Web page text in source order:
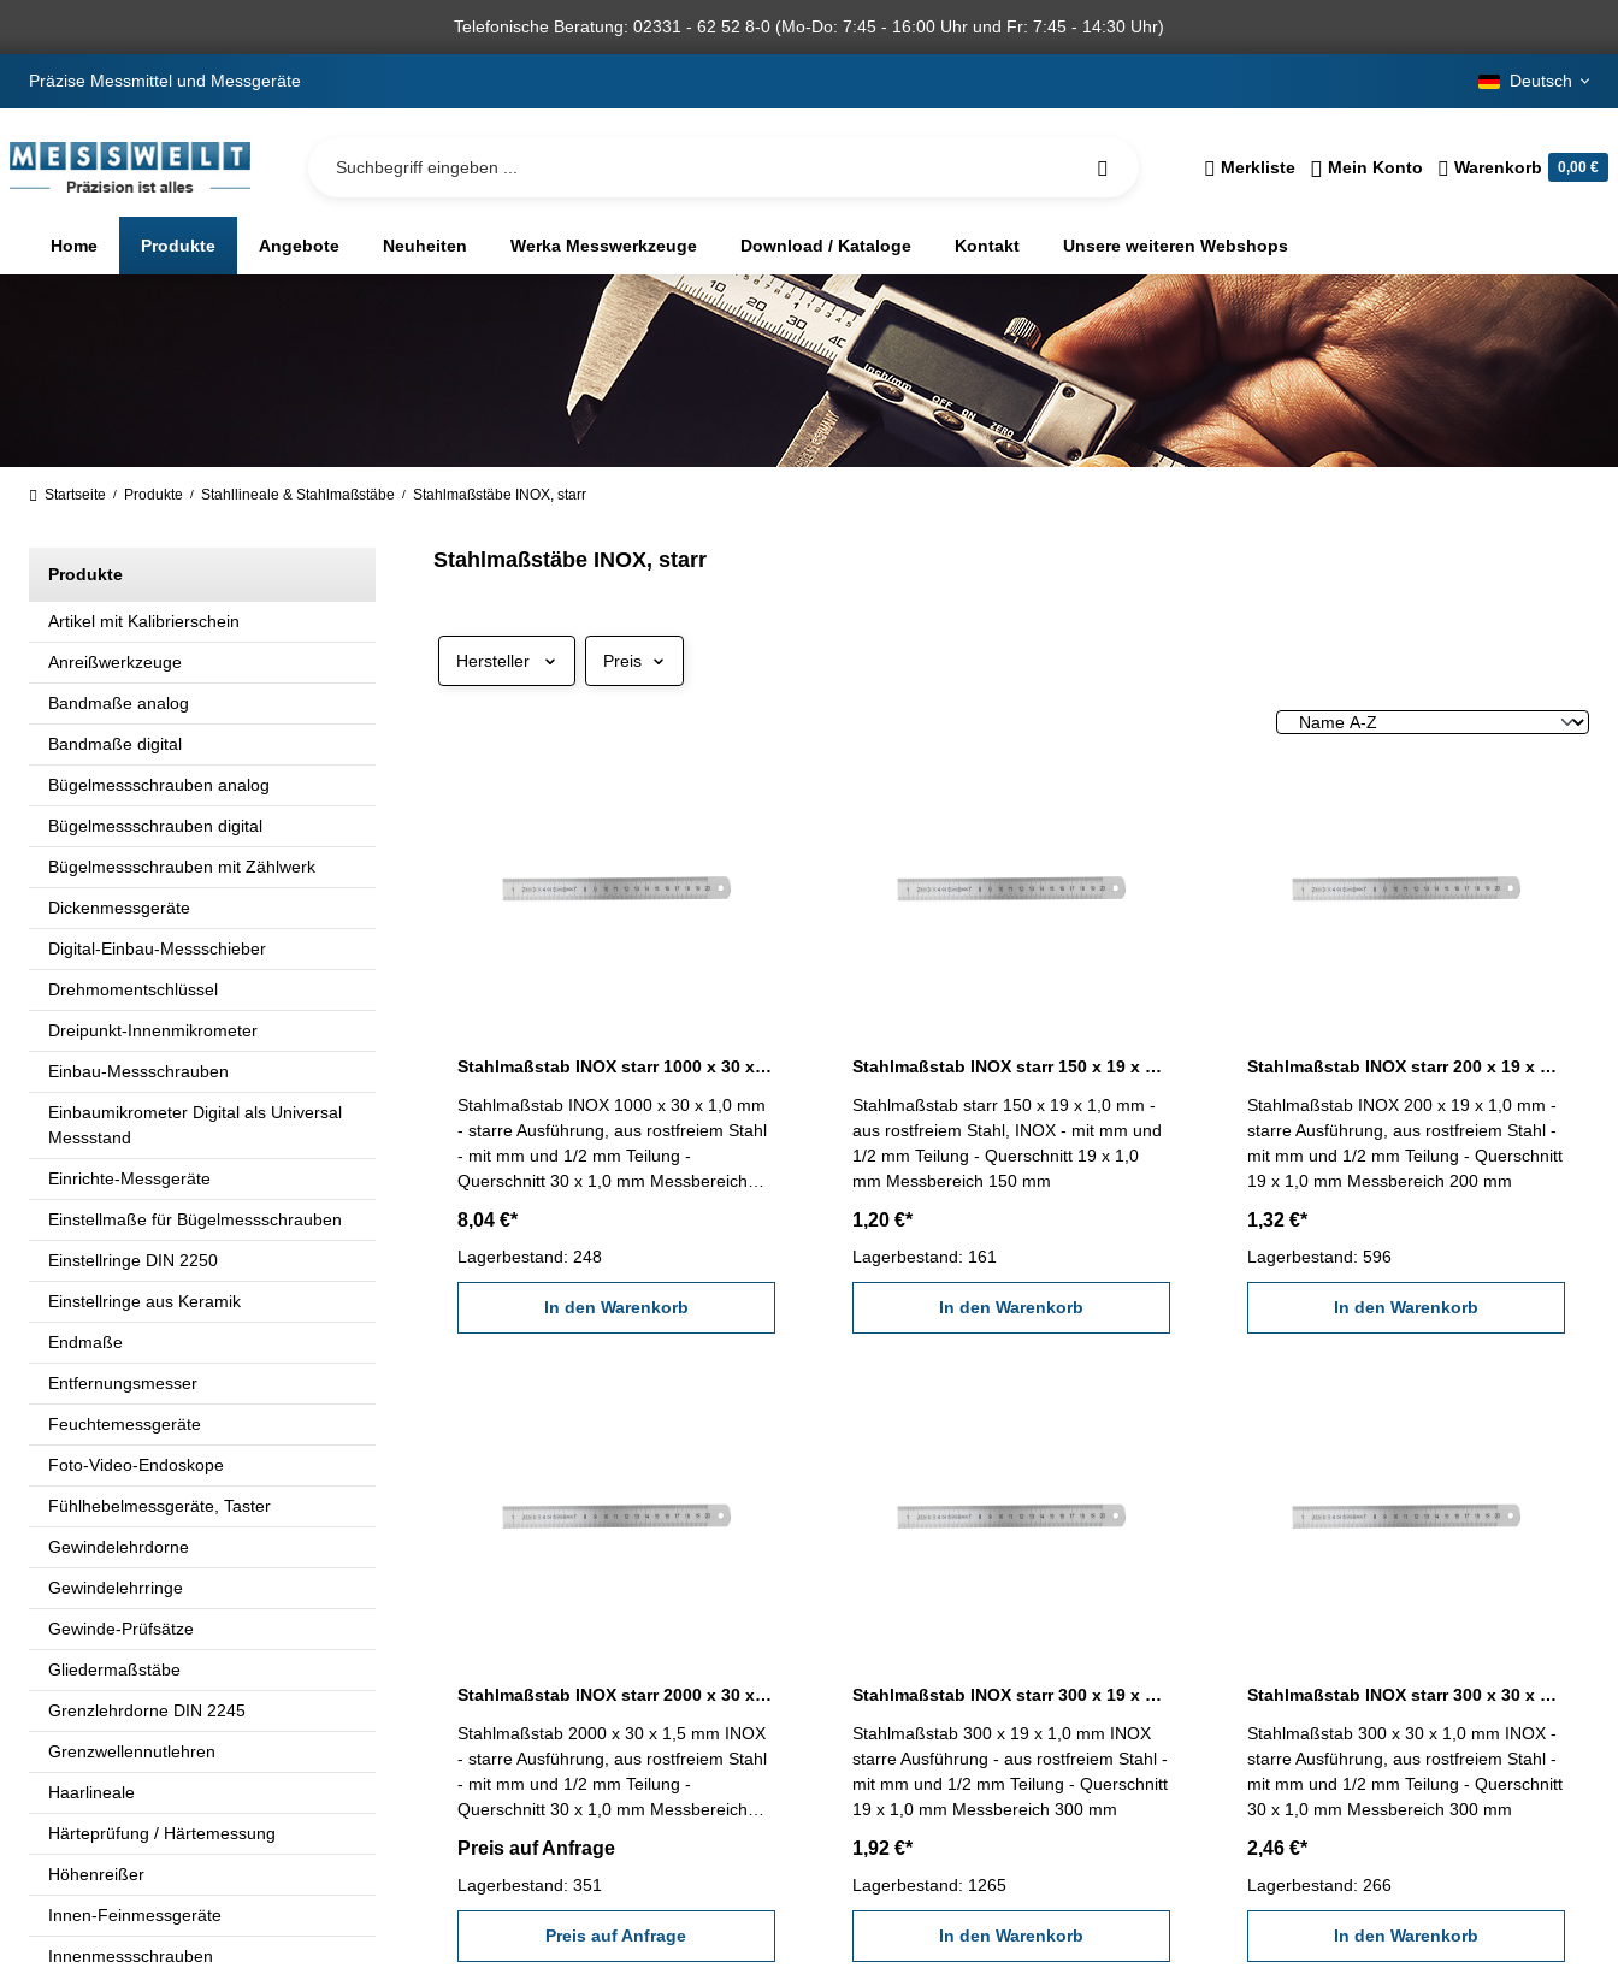
Telefonische Beratung: 02331 - 62 52 8-0 (Mo-Do: 7:45 - 16:00 Uhr und Fr: 7:45 - 14:30 Uhr)
Präzise Messmittel und Messgeräte Deutsch
Merkliste Mein Konto Warenkorb 0,00 €
Home Produkte Angebote Neuheiten Werka Messwerkzeuge Download / Kataloge Kontakt Unsere weiteren Webshops
Startseite / Produkte / Stahllineale & Stahlmaßstäbe / Stahlmaßstäbe INOX, starr
Produkte
Artikel mit Kalibrierschein
Anreißwerkzeuge
Bandmaße analog
Bandmaße digital
Bügelmessschrauben analog
Bügelmessschrauben digital
Bügelmessschrauben mit Zählwerk
Dickenmessgeräte
Digital-Einbau-Messschieber
Drehmomentschlüssel
Dreipunkt-Innenmikrometer
Einbau-Messschrauben
Einbaumikrometer Digital als Universal
Messstand
Einrichte-Messgeräte
Einstellmaße für Bügelmessschrauben
Einstellringe DIN 2250
Einstellringe aus Keramik
Endmaße
Entfernungsmesser
Feuchtemessgeräte
Foto-Video-Endoskope
Fühlhebelmessgeräte, Taster
Gewindelehrdorne
Gewindelehrringe
Gewinde-Prüfsätze
Gliedermaßstäbe
Grenzlehrdorne DIN 2245
Grenzwellennutlehren
Haarlineale
Härteprüfung / Härtemessung
Höhenreißer
Innen-Feinmessgeräte
Innenmessschrauben
Stahlmaßstäbe INOX, starr
Hersteller Preis
Stahlmaßstab INOX starr 1000 x 30 x 1,0 mm
Stahlmaßstab INOX 1000 x 30 x 1,0 mm
- starre Ausführung, aus rostfreiem Stahl
- mit mm und 1/2 mm Teilung -
Querschnitt 30 x 1,0 mm Messbereich
8,04 €*
Lagerbestand: 248
In den Warenkorb
Stahlmaßstab INOX starr 150 x 19 x 1,0 mm
Stahlmaßstab starr 150 x 19 x 1,0 mm -
aus rostfreiem Stahl, INOX - mit mm und
1/2 mm Teilung - Querschnitt 19 x 1,0
mm Messbereich 150 mm
1,20 €*
Lagerbestand: 161
In den Warenkorb
Stahlmaßstab INOX starr 200 x 19 x 1,0 mm
Stahlmaßstab INOX 200 x 19 x 1,0 mm -
starre Ausführung, aus rostfreiem Stahl -
mit mm und 1/2 mm Teilung - Querschnitt
19 x 1,0 mm Messbereich 200 mm
1,32 €*
Lagerbestand: 596
In den Warenkorb
Stahlmaßstab INOX starr 2000 x 30 x 1,5 mm
Stahlmaßstab 2000 x 30 x 1,5 mm INOX
- starre Ausführung, aus rostfreiem Stahl
- mit mm und 1/2 mm Teilung -
Querschnitt 30 x 1,0 mm Messbereich
Preis auf Anfrage
Lagerbestand: 351
Preis auf Anfrage
Stahlmaßstab INOX starr 300 x 19 x 1,0 mm
Stahlmaßstab 300 x 19 x 1,0 mm INOX
starre Ausführung - aus rostfreiem Stahl -
mit mm und 1/2 mm Teilung - Querschnitt
19 x 1,0 mm Messbereich 300 mm
1,92 €*
Lagerbestand: 1265
In den Warenkorb
Stahlmaßstab INOX starr 300 x 30 x 1,0 mm
Stahlmaßstab 300 x 30 x 1,0 mm INOX -
starre Ausführung, aus rostfreiem Stahl -
mit mm und 1/2 mm Teilung - Querschnitt
30 x 1,0 mm Messbereich 300 mm
2,46 €*
Lagerbestand: 266
In den Warenkorb